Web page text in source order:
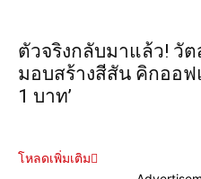
ตัวจริงกลับมาแล้ว! วั
มอบสร้างสีสัน คิกออ
1 บาท’
โหลดเพิ่มเติม